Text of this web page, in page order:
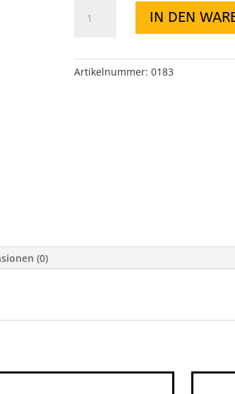
Stoßstange
Menge
IN DEN
Artikelnummer: 0183
(0)